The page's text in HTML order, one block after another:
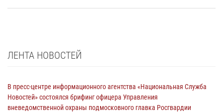
ЛЕНТА НОВОСТЕЙ
В пресс-центре информационного агентства «Национальная Служба
Новостей» состоялся брифинг офицера Управления
вневедомственной охраны подмосковного главка Росгвардии